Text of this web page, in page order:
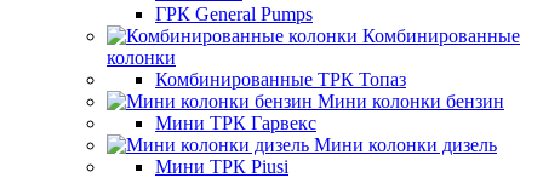
ГРК General Pumps
Комбинированные
колонки
Комбинированные ТРК Топаз
Мини колонки бензин
Мини ТРК Гарвекс
Мини колонки дизель
Мини ТРК Piusi